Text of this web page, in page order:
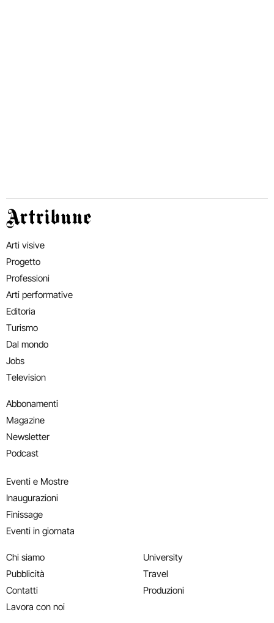
Artribune
Arti visive
Progetto
Professioni
Arti performative
Editoria
Turismo
Dal mondo
Jobs
Television
Abbonamenti
Magazine
Newsletter
Podcast
Eventi e Mostre
Inaugurazioni
Finissage
Eventi in giornata
Chi siamo
Pubblicità
Contatti
Lavora con noi
University
Travel
Produzioni